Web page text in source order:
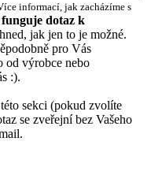
informací, jak zacházíme s
dotaz k
jak jen to je možné.
pro Vás
od výrobce nebo
:).
sekci (pokud zvolíte
se zveřejní bez Vašeho